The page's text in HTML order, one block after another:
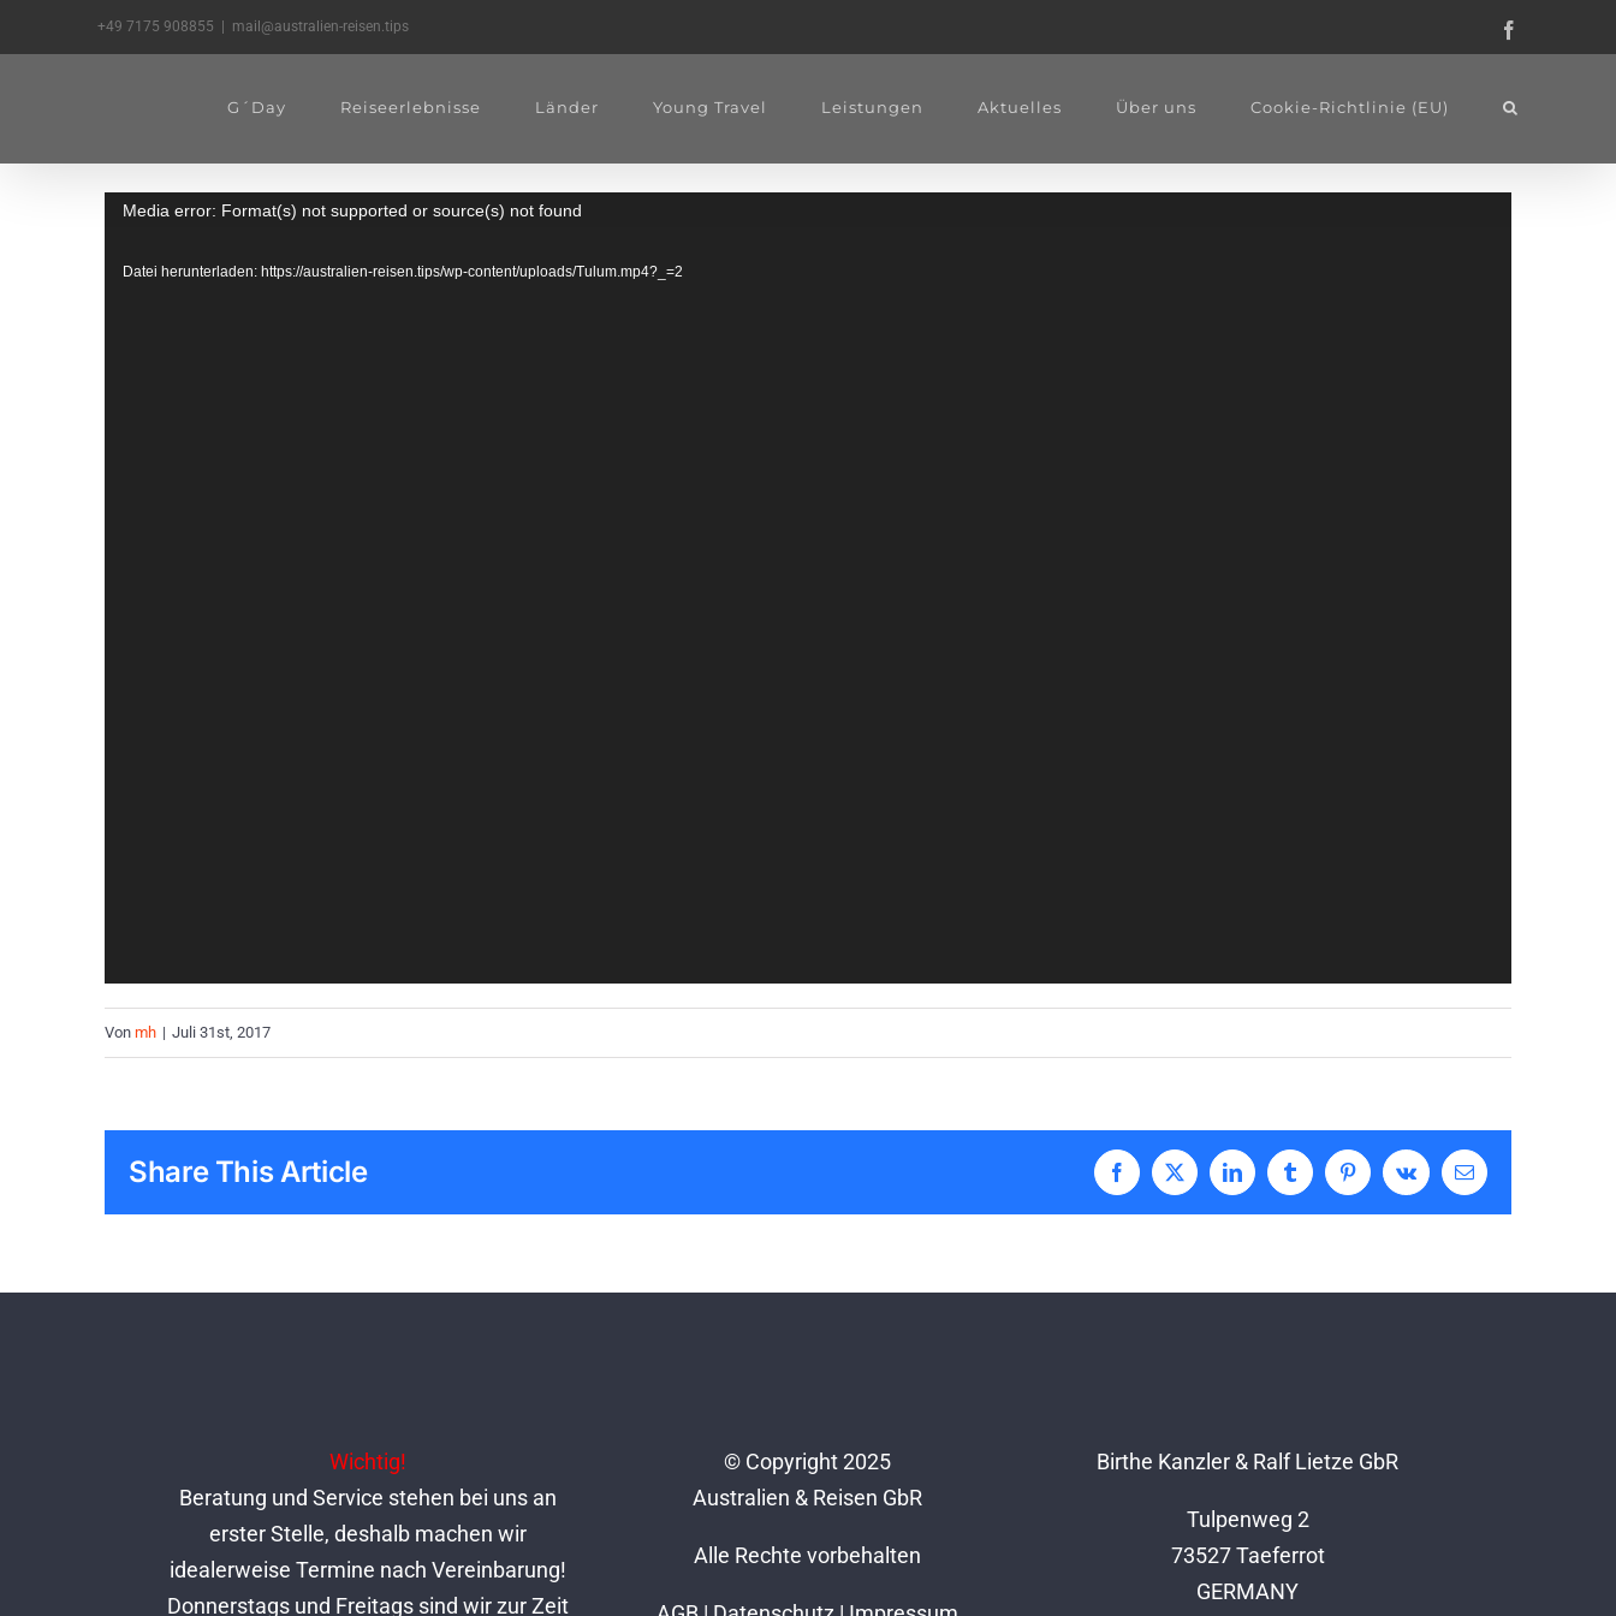
Inhalt
+49 7175 908855 mail@australien-reisen.tips
G´Day Reiseerlebnisse Länder Young Travel Leistungen Aktuelles Über uns Cookie-Richtlinie (EU)
Video-
Media error: Format(s) not supported or source(s) not found
Datei herunterladen: https://australien-reisen.tips/wp-content/uploads/Tulum.mp4?_=2
Von mh | Juli 31st, 2017
Share This Article Facebook
X LinkedInTumblrPinterestVk
E-
Mail
Wichtig!
Beratung und Service stehen bei uns an
erster Stelle, deshalb machen wir
idealerweise Termine nach Vereinbarung!
Donnerstags und Freitags sind wir zur Zeit
© Copyright 2025
Australien & Reisen GbR
Alle Rechte vorbehalten
Birthe Kanzler & Ralf Lietze GbR
Tulpenweg 2
73527 Taeferrot
GERMANY